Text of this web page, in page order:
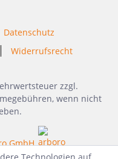
Datenschutz
Widerrufsrecht
zzgl.
wenn nicht
GmbH